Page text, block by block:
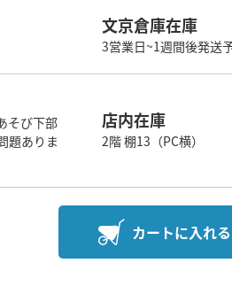
文京倉庫在庫
3営業日~1週間後発送
そび下部
題ありま
店内在庫
2階 棚13（PC横）
カートに入れる